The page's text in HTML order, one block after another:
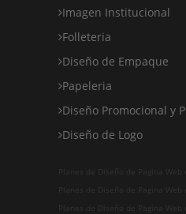
Imagen Institucional
Folleteria
Diseño de Empaque
Papeleria
Diseño Promocional y
Diseño de Logo
Planes de Diseño de Pagina Web
Planes de Diseño de Pagina Web
Planes de Diseño de Pagina Web